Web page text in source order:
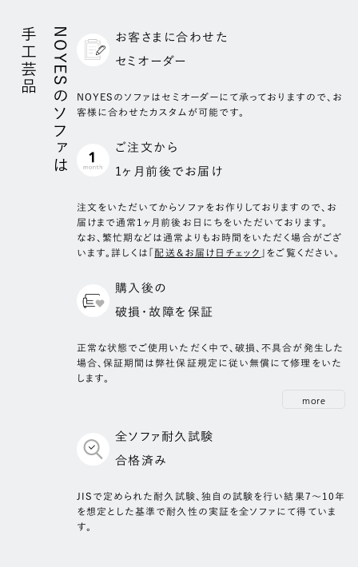
座クッション部
4層構造
低層部 70kg/m3のチップウレタン
中層部 37kg/m3のハードタイプ高密度ウレタン
25kg/m3のハードタイプウレタン
表層 樹脂綿
厚さ 15mm
個数 2個
付属クッション
素材 羽毛
サイズ 500×500 mm
個数 4個
NOYESのソファは
手工芸品
お客さまに合わせた
セミオーダー
NOYESのソファはセミオーダーにて承っておりますので、お
客様に合わせたカスタムが可能です。
ご注文から
1ヶ月前後でお届け
注⽂をいただいてからソファをお作りしておりますので、お
届けまで通常1ヶ月前後お⽇にちをいただいております。
なお、繁忙期などは通常よりもお時間をいただく場合がござ
います。詳しくは「 配送＆お届け日チェック 」をご覧ください。
購入後の
破損・故障を保証
正常な状態でご使用いただく中で、破損、不具合が発生した
場合、保証期間は弊社保証規定に従い無償にて修理をいた
します。
more
全ソファ耐久試験
合格済み
JISで定められた耐久試験、独自の試験を行い結果7～10年
を想定とした基準で耐久性の実証を全ソファにて得ていま
す。